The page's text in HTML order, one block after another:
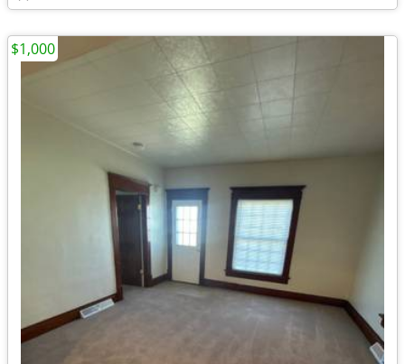
$1,000